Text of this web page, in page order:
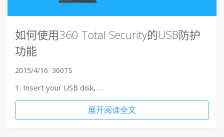
如何使用360 Total Security的USB防护
功能
2015/4/16 360TS
1. Insert your USB disk, …
展开阅读全文